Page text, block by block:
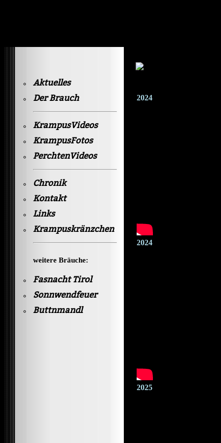
Aktuelles
Der Brauch
KrampusVideos
KrampusFotos
PerchtenVideos
Chronik
Kontakt
Links
Krampuskränzchen
weitere Bräuche:
Fasnacht Tirol
Sonnwendfeuer
Buttnmandl
2024
2024
2025